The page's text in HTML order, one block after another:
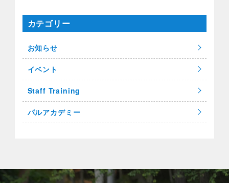
カテゴリー
お知らせ
イベント
Staff Training
パルアカデミー